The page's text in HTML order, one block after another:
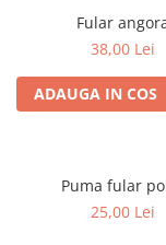
Fular
38,00 Lei
ADAUGA IN COS
Puma fular
25,00 Lei